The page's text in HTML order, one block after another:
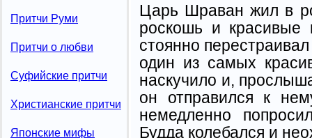
Притчи Руми
Притчи о любви
Суфийские притчи
Христианские притчи
Японские мифы
Царь Шраван жил в
роскошь и
стоянно
один из самых
наскучило и,
он отправился к
немедлен­но
Будда колебал­ся и